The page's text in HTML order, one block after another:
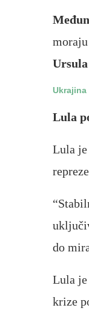
Lula
Lula
do
Lula je
krize